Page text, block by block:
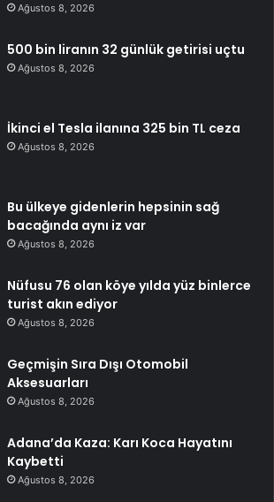
Ağustos 8, 2026
500 bin liranın 32 günlük getirisi uçtu
Ağustos 8, 2026
İkinci el Tesla ilanına 325 bin TL ceza
Ağustos 8, 2026
Bu ülkeye gidenlerin hepsinin sağ
bacağında aynı iz var
Ağustos 8, 2026
Nüfusu 76 olan köye yılda yüz binlerce
turist akın ediyor
Ağustos 8, 2026
Geçmişin Sıra Dışı Otomobil
Aksesuarları
Ağustos 8, 2026
Adana’da Kaza: Karı Koca Hayatını
Kaybetti
Ağustos 8, 2026